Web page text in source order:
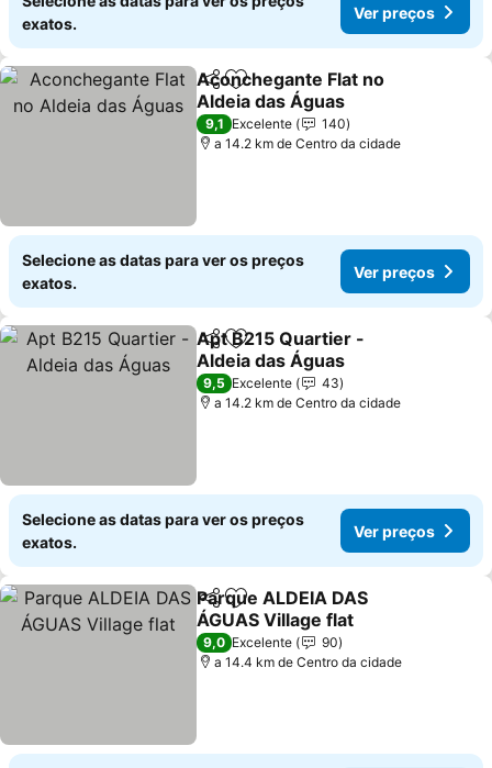
exatos.
Ver preços
PartilharAdicionar aos favoritos
Aconchegante Flat no
Aldeia das Águas
Ver preços
9,1 Excelente
140
a 14.2 km de Centro da cidade
Selecione as datas para ver os preços
exatos.
Ver preços
PartilharAdicionar aos favoritos
Apt B215 Quartier -
Aldeia das Águas
Ver preços
9,5 Excelente
43
a 14.2 km de Centro da cidade
Selecione as datas para ver os preços
exatos.
Ver preços
PartilharAdicionar aos favoritos
Parque ALDEIA DAS
ÁGUAS Village flat
Ver preços
9,0 Excelente
90
a 14.4 km de Centro da cidade